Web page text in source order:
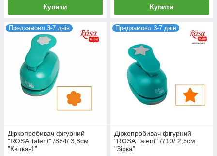
Купити Купити
Предзамовл 3-7 днів
Діркопробивач фігурний
"ROSA Talent" /884/ 3,8см
"Квітка-1"
Предзамовл 3-7 днів
Діркопробивач фігурний
"ROSA Talent" /710/ 2,5см
"Зірка"